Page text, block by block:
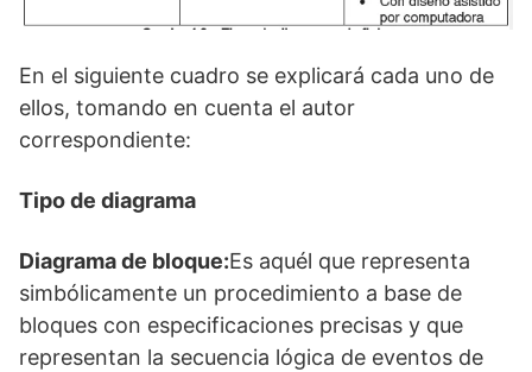
En el siguiente cuadro se explicará cada uno de
ellos, tomando en cuenta el autor
correspondiente:
Tipo de diagrama
Diagrama de bloque:Es aquél que representa
simbólicamente un procedimiento a base de
bloques con especificaciones precisas y que
representan la secuencia lógica de eventos de